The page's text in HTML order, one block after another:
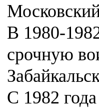
В 1980-
срочную
С 1982